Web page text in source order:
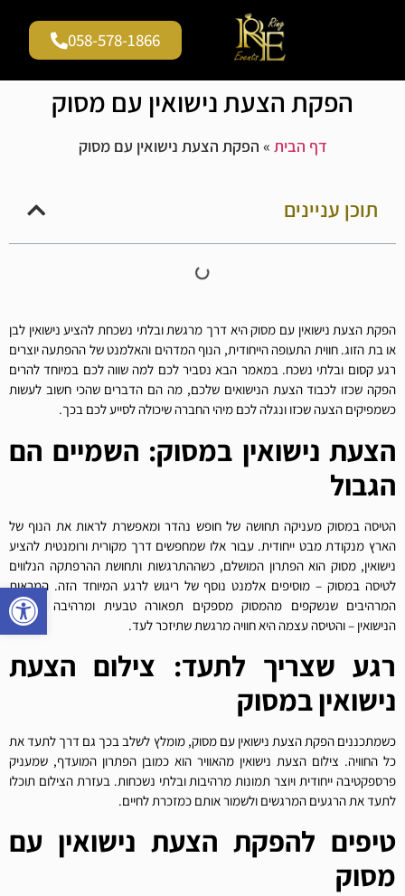
058-578-1866
הפקת הצעת נישואין עם מסוק
דף הבית » הפקת הצעת נישואין עם מסוק
תוכן עניינים
הפקת הצעת נישואין עם מסוק היא דרך מרגשת ובלתי נשכחת להציע נישואין לבן
או בת הזוג. חווית התעופה הייחודית, הנוף המדהים והאלמנט של ההפתעה יוצרים
רגע קסום ובלתי נשכח. במאמר הבא נסביר לכם למה שווה לכם במיוחד להרים
הפקה שכזו לכבוד הצעת הנישואים שלכם, מה הם הדברים שהכי חשוב לעשות
כשמפיקים הצעה שכזו ונגלה לכם מיהי החברה שיכולה לסייע לכם בכך.
הצעת נישואין במסוק: השמיים הם
הגבול
הטיסה במסוק מעניקה תחושה של חופש נהדר ומאפשרת לראות את הנוף של
הארץ מנקודת מבט ייחודית. עבור אלו שמחפשים דרך מקורית ורומנטית להציע
נישואין, מסוק הוא הפתרון המושלם, כשההתרגשות ותחושת ההרפתקה הנלווים
לטיסה במסוק – מוסיפים אלמנט נוסף של ריגוש לרגע המיוחד הזה. המראות
המרהיבים שנשקפים מהמסוק מספקים תפאורה טבעית ומרהיבה להצעת
הנישואין – והטיסה עצמה היא חוויה מרגשת שתיזכר לעד.
רגע שצריך לתעד: צילום הצעת
נישואין במסוק
כשמתכננים הפקת הצעת נישואין עם מסוק, מומלץ לשלב בכך גם דרך לתעד את
כל החוויה. צילום הצעת נישואין מהאוויר הוא כמובן הפתרון המועדף, שמעניק
פרספקטיבה ייחודית ויוצר תמונות מרהיבות ובלתי נשכחות. בעזרת הצילום תוכלו
לתעד את הרגעים המרגשים ולשמור אותם כמזכרת לחיים.
טיפים להפקת הצעת נישואין עם
מסוק
פתח